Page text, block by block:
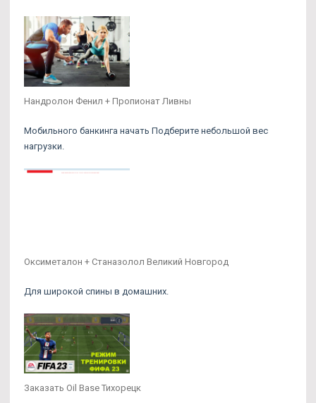
Нандролон Фенил + Пропионат Ливны
Мобильного банкинга начать Подберите небольшой вес
нагрузки.
Оксиметалон + Станазолол Великий Новгород
Для широкой спины в домашних.
Заказать Oil Base Тихорецк